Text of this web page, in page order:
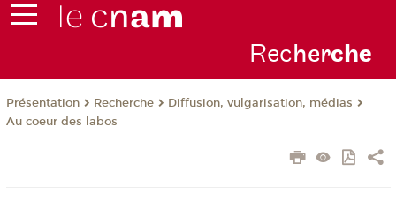
Recherche
Présentation Recherche
Diffusion, vulgarisation, médias
Au coeur des labos